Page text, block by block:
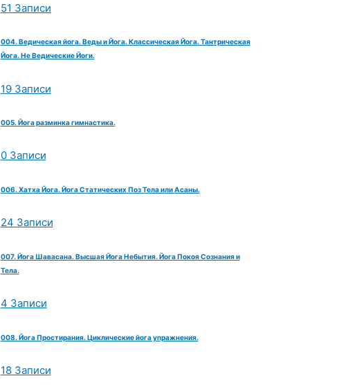
51 Записи
004. Ведическая йога. Веды и Йога. Классическая Йога. Тантрическая
Йога. Не Ведические Йоги.
19 Записи
005. Йога разминка гимнастика.
0 Записи
006. Хатха Йога. Йога Статических Поз Тела или Асаны.
24 Записи
007. Йога Шавасана. Высшая Йога Небытия. Йога Покоя Сознания и
Тела.
4 Записи
008. Йога Простирания. Циклические йога упражнения.
18 Записи